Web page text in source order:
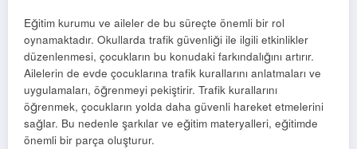
Eğitim kurumu ve aileler de bu süreçte önemli bir rol
oynamaktadır. Okullarda trafik güvenliği ile ilgili etkinlikler
düzenlenmesi, çocukların bu konudaki farkındalığını artırır.
Ailelerin de evde çocuklarına trafik kurallarını anlatmaları ve
uygulamaları, öğrenmeyi pekiştirir. Trafik kurallarını
öğrenmek, çocukların yolda daha güvenli hareket etmelerini
sağlar. Bu nedenle şarkılar ve eğitim materyalleri, eğitimde
önemli bir parça oluşturur.